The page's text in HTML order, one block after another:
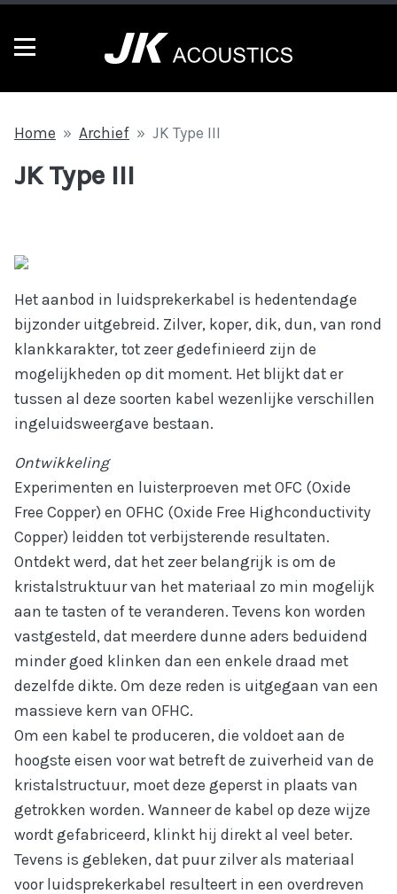
Home
JK Producten
Occasions
Recensies
Prijslijst
Over ons
Home Archief JK Type III
JK Type III
Het aanbod in luidsprekerkabel is hedentendage
bijzonder uitgebreid. Zilver, koper, dik, dun, van rond
klankkarakter, tot zeer gedefinieerd zijn de
mogelijkheden op dit moment. Het blijkt dat er
tussen al deze soorten kabel wezenlijke verschillen
ingeluidsweergave bestaan.
Ontwikkeling
Experimenten en luisterproeven met OFC (Oxide
Free Copper) en OFHC (Oxide Free Highconductivity
Copper) leidden tot verbijsterende resultaten.
Ontdekt werd, dat het zeer belangrijk is om de
kristalstruktuur van het materiaal zo min mogelijk
aan te tasten of te veranderen. Tevens kon worden
vastgesteld, dat meerdere dunne aders beduidend
minder goed klinken dan een enkele draad met
dezelfde dikte. Om deze reden is uitgegaan van een
massieve kern van OFHC.
Om een kabel te produceren, die voldoet aan de
hoogste eisen voor wat betreft de zuiverheid van de
kristalstructuur, moet deze geperst in plaats van
getrokken worden. Wanneer de kabel op deze wijze
wordt gefabriceerd, klinkt hij direkt al veel beter.
Tevens is gebleken, dat puur zilver als materiaal
voor luidsprekerkabel resulteert in een overdreven